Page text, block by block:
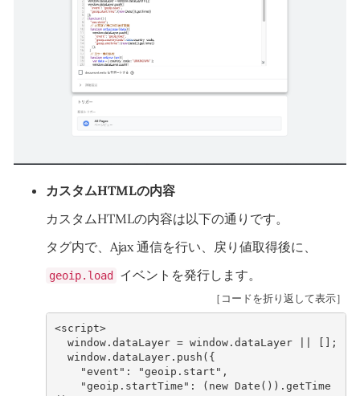
カスタムHTMLの内容
カスタムHTMLの内容は以下の通りです。
タグ内で、Ajax 通信を行い、戻り値取得後に、
geoip.load イベントを発行します。
［コードを折り返して表示］
<script>
window. dataLayer = window. dataLayer
[];
window. dataLayer. push ({
"event" : "geoip.start" ,
"geoip.startTime" : ( new Date ()). getTime